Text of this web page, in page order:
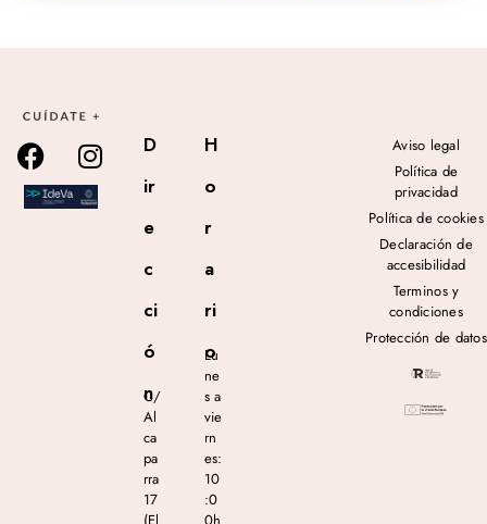
D
ir
e
c
ci
ó
n
C/
Al
ca
pa
rra
17
H
o
r
a
ri
o
Lu
ne
s a
vie
rn
es:
10
:0
Aviso legal
Política de
privacidad
Política de cookies
Declaración de
accesibilidad
Terminos y
condiciones
Protección de datos